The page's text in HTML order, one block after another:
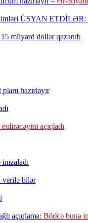
ÜSYAN ETDİLƏR:
milyard dollar qazanıb
hazırlayır
açıqladı
verilə bilər
açıqlama: Büdcə buna